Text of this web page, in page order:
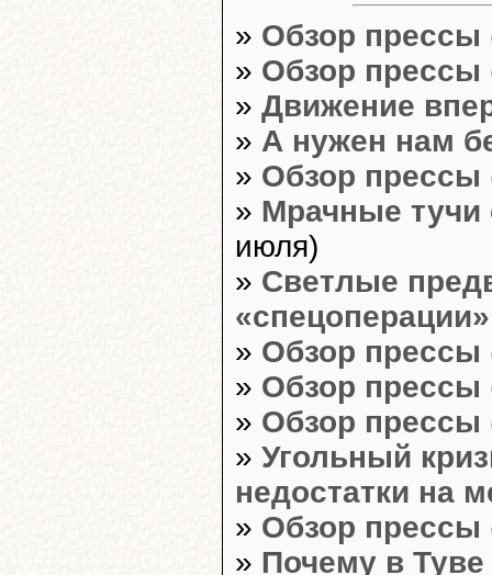
» Обзор прессы
» Обзор прессы
» Движение
» А нужен нам
» Обзор прессы
» Мрачные тучи
июля)
» Светлые
«спецоперации»
» Обзор прессы
» Обзор прессы
» Обзор прессы
» Угольный
недостатки на
» Обзор прессы
» Почему в Туве